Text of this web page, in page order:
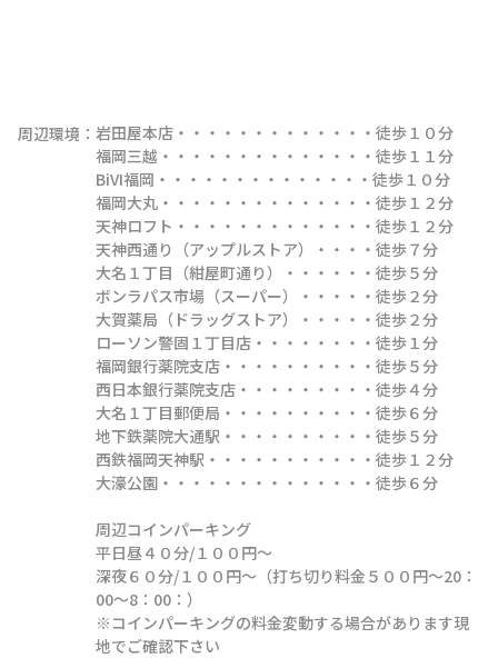
周辺環境： 岩田屋本店・・・・・・・・・・・・・徒歩１０分
福岡三越・・・・・・・・・・・・・・徒歩１１分
BiVI福岡・・・・・・・・・・・・・・徒歩１０分
福岡大丸・・・・・・・・・・・・・・徒歩１２分
天神ロフト・・・・・・・・・・・・・徒歩１２分
天神西通り（アップルストア）・・・・徒歩７分
大名１丁目（紺屋町通り）・・・・・・徒歩５分
ボンラパス市場（スーパー）・・・・・徒歩２分
大賀薬局（ドラッグストア）・・・・・徒歩２分
ローソン警固１丁目店・・・・・・・・徒歩１分
福岡銀行薬院支店・・・・・・・・・・徒歩５分
西日本銀行薬院支店・・・・・・・・・徒歩４分
大名１丁目郵便局・・・・・・・・・・徒歩６分
地下鉄薬院大通駅・・・・・・・・・・徒歩５分
西鉄福岡天神駅・・・・・・・・・・・徒歩１２分
大濠公園・・・・・・・・・・・・・・徒歩６分
周辺コインパーキング
平日昼４０分/１００円～
深夜６０分/１００円～（打ち切り料金５００円～20：
00～8：00：）
※コインパーキングの料金変動する場合があります現
地でご確認下さい